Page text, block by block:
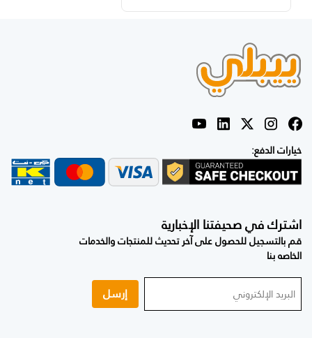
خيارات الدفع:
اشترك في صحيفتنا الإخبارية
قم بالتسجيل للحصول على آخر تحديث للمنتجات والخدمات
الخاصه بنا
إرسل